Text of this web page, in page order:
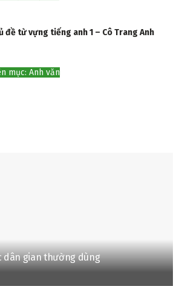
đề từ vựng tiếng anh 1 – Cô Trang Anh
mục: Anh văn
dân gian thường dùng